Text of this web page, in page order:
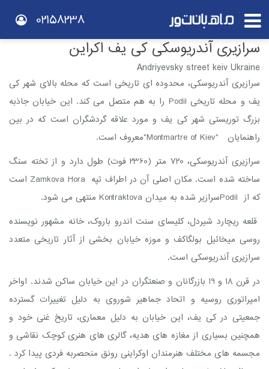
02158238
سرازیری آندریوسکی کی یف اکراین
Andriyevsky street keiv Ukraine
سرازیری آندریوسکی، محدوده ای تاریخی است که محله بالای شهر کی
یف و محله تاریخی Podil را به هم متصل می کند. این خیابان جاذبه
بزرگ توریستی شهر کی یف و مورد علاقه گردشگران است که در بین
راهنمایان "Montmartre of Kiev"معروف است.
سرازیری آندریوسکی، 720 متر (2360 فوت) طول دارد و از تخته سنگ
ساخته شده است. مکان اصلی آن در اطراف تپه Zamkova Hora است
که از Podilسرازیر شده به میدان Kontraktova منتهی می شود.
قلعه ریچارد شیردل، کلیسای سنت اندرو باروک، خانه مشهور نویسنده
روسی میخائیل بولگاکف و موزه خیابان بخشی از آثار تاریخی متعدد
سرازیری آندریوسکی است.
در قرن 18 و 19 بازرگانان و صنعتگران در این خیابان ساکن شدند. اواخر
امپراتوری روسیه و اتحاد جماهیر شوروی به دلیل تغییرات گسترده
جمعیتی در کی یف، این خیابان به دلیل معماری، تاریخ غنی خود و
همچنین بسیاری از مغازه های هدیه، گالری های هنری کوچک نقاشی و
مجسمه های مختلف هنرمندان اوکراینی رونق منحصربه فردی پیدا کرد .